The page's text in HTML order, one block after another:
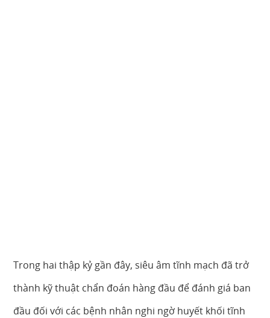
Trong hai thập kỷ gần đây, siêu âm tĩnh mạch đã trở
thành kỹ thuật chẩn đoán hàng đầu để đánh giá ban
đầu đối với các bệnh nhân nghi ngờ huyết khối tĩnh